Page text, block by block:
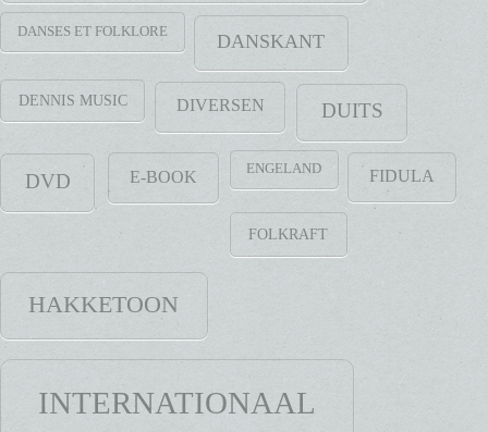
DANSES ET FOLKLORE DANSKANT
DENNIS MUSIC DIVERSEN DUITS
DVD E-BOOK ENGELAND FIDULA
FOLKRAFT
HAKKETOON
INTERNATIONAAL